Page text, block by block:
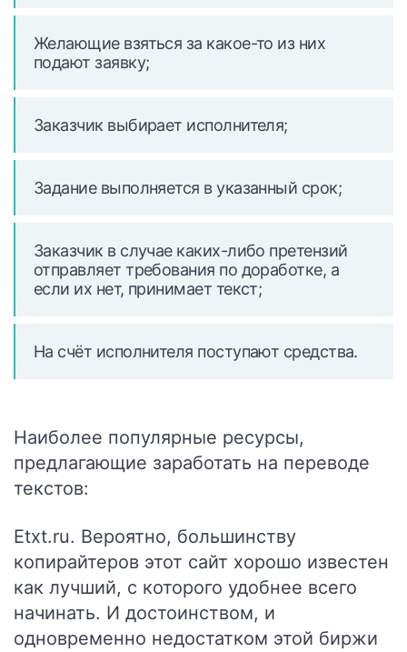
Желающие взяться за какое-то из них
подают заявку;
Заказчик выбирает исполнителя;
Задание выполняется в указанный срок;
Заказчик в случае каких-либо претензий
отправляет требования по доработке, а
если их нет, принимает текст;
На счёт исполнителя поступают средства.
Наиболее популярные ресурсы,
предлагающие заработать на переводе
текстов:
Etxt.ru. Вероятно, большинству
копирайтеров этот сайт хорошо известен
как лучший, с которого удобнее всего
начинать. И достоинством, и
одновременно недостатком этой биржи